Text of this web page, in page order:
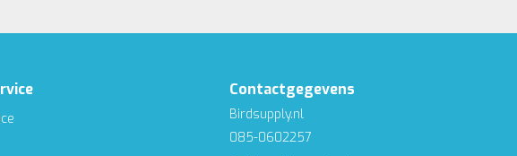
Contactgegevens
Birdsupply.nl
085-0602257